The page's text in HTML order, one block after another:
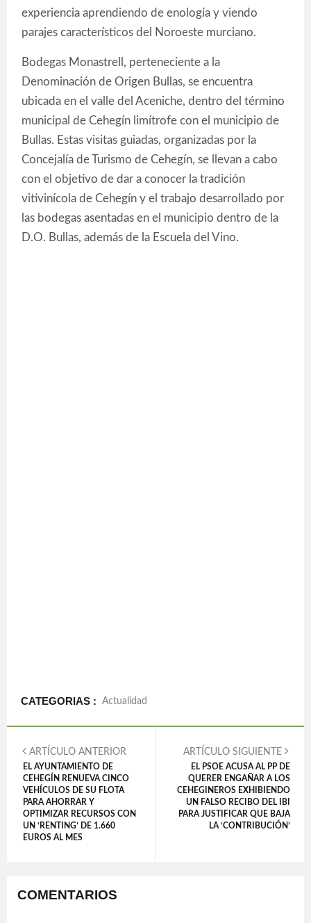
experiencia aprendiendo de enología y viendo
parajes característicos del Noroeste murciano.
Bodegas Monastrell, perteneciente a la
Denominación de Origen Bullas, se encuentra
ubicada en el valle del Aceniche, dentro del término
municipal de Cehegín limítrofe con el municipio de
Bullas. Estas visitas guiadas, organizadas por la
Concejalía de Turismo de Cehegín, se llevan a cabo
con el objetivo de dar a conocer la tradición
vitivinícola de Cehegín y el trabajo desarrollado por
las bodegas asentadas en el municipio dentro de la
D.O. Bullas, además de la Escuela del Vino.
CATEGORIAS : Actualidad
ARTÍCULO ANTERIOR
EL AYUNTAMIENTO DE
CEHEGÍN RENUEVA CINCO
VEHÍCULOS DE SU FLOTA
PARA AHORRAR Y
OPTIMIZAR RECURSOS CON
UN ‘RENTING’ DE 1.660
EUROS AL MES
ARTÍCULO SIGUIENTE
EL PSOE ACUSA AL PP DE
QUERER ENGAÑAR A LOS
CEHEGINEROS EXHIBIENDO
UN FALSO RECIBO DEL IBI
PARA JUSTIFICAR QUE BAJA
LA ‘CONTRIBUCIÓN’
COMENTARIOS